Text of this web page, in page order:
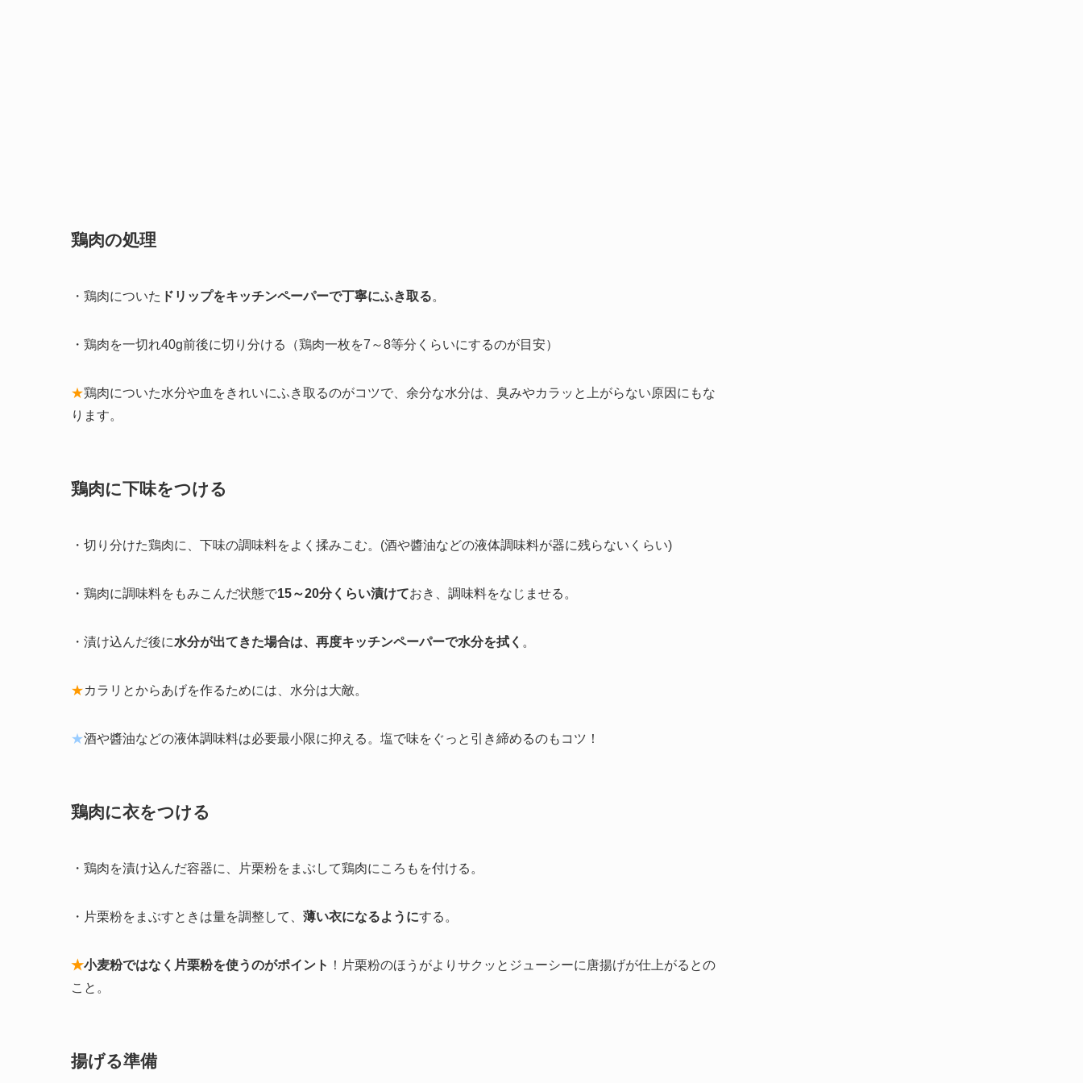
鶏肉の処理
・鶏肉についた ドリップをキッチンペーパーで丁寧にふき取る。
・鶏肉を一切れ40g前後に切り分ける（鶏肉一枚を7～8等分くらいにするのが目安）
★鶏肉についた水分や血をきれいにふき取るのがコツで、余分な水分は、臭みやカラッと上がらない原因にもな
ります。
鶏肉に下味をつける
・切り分けた鶏肉に、下味の調味料をよく揉みこむ。(酒や醬油などの液体調味料が器に残らないくらい)
・鶏肉に調味料をもみこんだ状態で15～20分くらい漬けておき、調味料をなじませる。
・漬け込んだ後に水分が出てきた場合は、再度キッチンペーパーで水分を拭く 。
★カラリとからあげを作るためには、水分は大敵。
★酒や醬油などの液体調味料は必要最小限に抑える。塩で味をぐっと引き締めるのもコツ！
鶏肉に衣をつける
・鶏肉を漬け込んだ容器に、片栗粉をまぶして鶏肉にころもを付ける。
・片栗粉をまぶすときは量を調整して、 薄い衣になるようにする。
★小麦粉ではなく片栗粉を使うのがポイント ！片栗粉のほうがよりサクッとジューシーに唐揚げが仕上がるとの
こと。
揚げる準備